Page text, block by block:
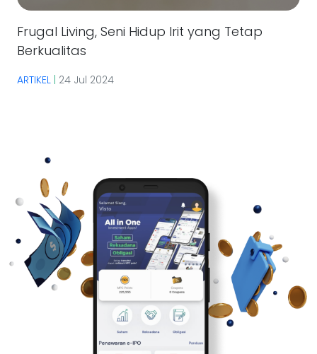
Frugal Living, Seni Hidup Irit yang Tetap
Berkualitas
ARTIKEL 24 Jul 2024